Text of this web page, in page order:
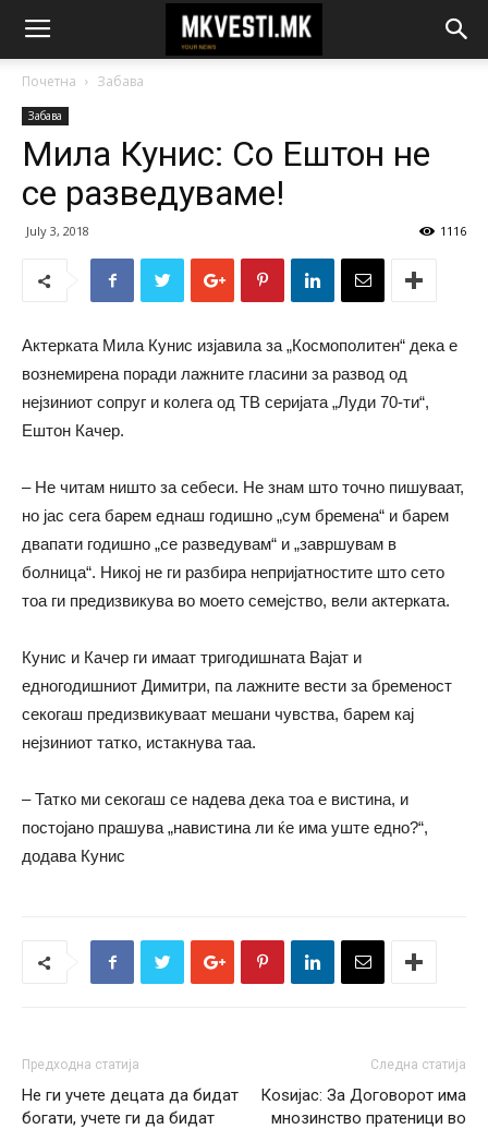
Почетна Забава
Забава
Мила Кунис: Со Ештон не
се разведуваме!
July 3, 2018 1116
Актерката Мила Кунис изјавила за „Космополитен“ дека е
вознемирена поради лажните гласини за развод од
нејзиниот сопруг и колега од ТВ серијата „Луди 70-ти“,
Ештон Качер.
– Не читам ништо за себеси. Не знам што точно пишуваат,
но јас сега барем еднаш годишно „сум бремена“ и барем
двапати годишно „се разведувам“ и „завршувам в
болница“. Никој не ги разбира непријатностите што сето
тоа ги предизвикува во моето семејство, вели актерката.
Кунис и Качер ги имаат тригодишната Вајат и
едногодишниот Димитри, па лажните вести за бременост
секогаш предизвикуваат мешани чувства, барем кај
нејзиниот татко, истакнува таа.
– Татко ми секогаш се надева дека тоа е вистина, и
постојано прашува „навистина ли ќе има уште едно?“,
додава Кунис
Предходна статија
Не ги учете децата да бидат
богати, учете ги да бидат
Следна статија
Коѕијас: За Договорот има
мнозинство пратеници во